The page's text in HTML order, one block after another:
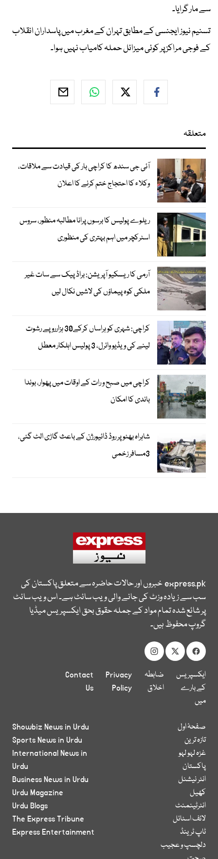
سے مار گرایا۔
تسنیم نیوز ایجنسی کے مطابق تہران کے مغرب میں پاسداران انقلاب
کے فوجی مراکز پر کوئی میزائل حملہ کامیاب نہیں ہوا۔
متعلقہ
آئی جی سندھ کا کراچی بار کی قیادت سے ملاقات،
وکلاء کا احتجاج ختم کرنے کا اعلان
ریلوے پولیس کا برسوں پرانا مطالبہ منظور، سروس
اسٹرکچر میں اہم بہتری کی منظوری
آرمی کا ریسکیو آپریشن: براڈ پیک سے سات غیر
ملکی کوہ پیماؤں کی لاشیں نکال لیں
کراچی: شہری کو ہراساں کرکے30 ہزارروپے رشوت
لینے کی ویڈیو وائرل، 3 پولیس اہلکار معطل
کراچی میں صبح و رات کے اوقات میں پھوار، بوندا
باندی کا امکان
شاہراہ بھٹو پر روڈ ڈائیورژن کے باعث گاڑی الٹ گئی،
3مسافر زخمی
express.pkخبروں اور حالات حاضرہ سے متعلق پاکستان کی
سب سے زیادہ وزٹ کی جانے والی ویب سائٹ ہے۔ اس ویب سائٹ
پر شائع شدہ تمام مواد کے جملہ حقوق بحق ایکسپریس میڈیا
گروپ محفوظ ہیں۔
ایکسپریس
کے بارے
میں
ضابطہ
اخلاق
Privacy
Policy
Contact
Us
صفحۂ اول
تازہ ترین
غزہ لہو لہو
پاکستان
انٹر نیشنل
کھیل
انٹرٹینمنٹ
لائف اسٹائل
ٹاپ ٹرینڈ
دلچسپ و عجیب
Showbiz News in Urdu
Sports News in Urdu
International News in
Urdu
Business News in Urdu
Urdu Magazine
Urdu Blogs
The Express Tribune
Express Entertainment